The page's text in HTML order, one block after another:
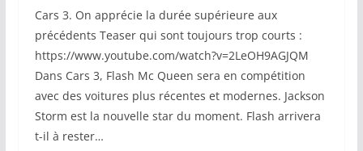
Cars 3. On apprécie la durée supérieure aux
précédents Teaser qui sont toujours trop courts :
https://www.youtube.com/watch?v=2LeOH9AGJQM
Dans Cars 3, Flash Mc Queen sera en compétition
avec des voitures plus récentes et modernes. Jackson
Storm est la nouvelle star du moment. Flash arrivera
t-il à rester…